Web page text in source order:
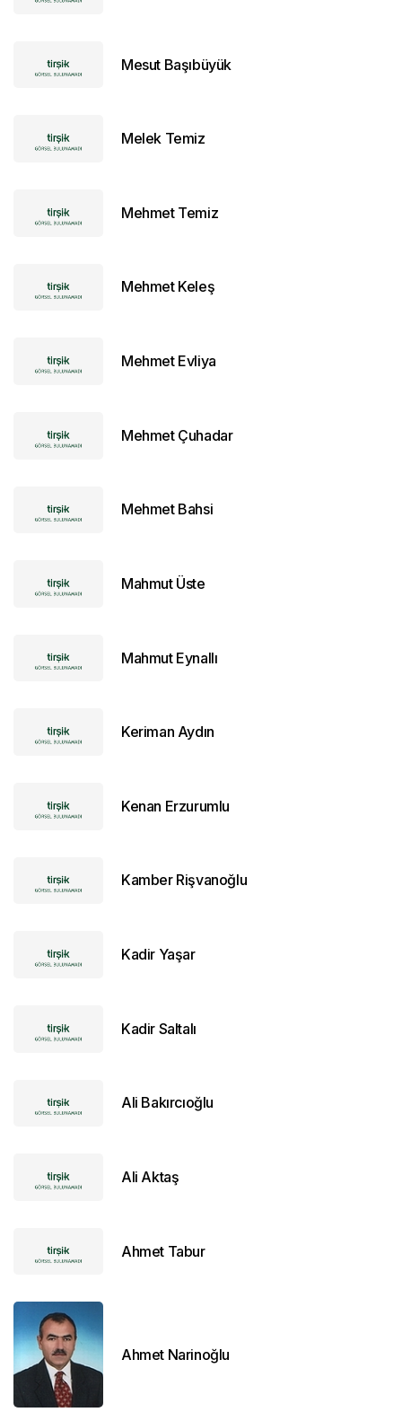
Mesut Başıbüyük
Melek Temiz
Mehmet Temiz
Mehmet Keleş
Mehmet Evliya
Mehmet Çuhadar
Mehmet Bahsi
Mahmut Üste
Mahmut Eynallı
Keriman Aydın
Kenan Erzurumlu
Kamber Rişvanoğlu
Kadir Yaşar
Kadir Saltalı
Ali Bakırcıoğlu
Ali Aktaş
Ahmet Tabur
Ahmet Narinoğlu